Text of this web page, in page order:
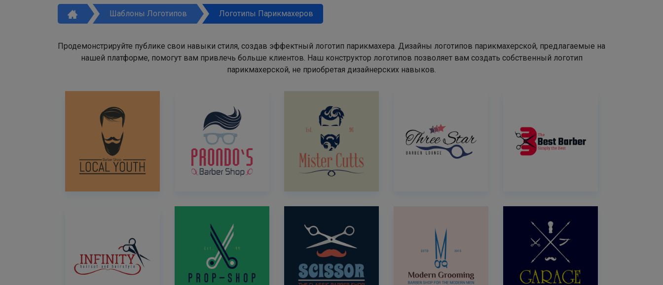
Шаблоны Логотипов Логотипы Парикмахеров
Продемонстрируйте публике свои навыки стиля, создав эффектный логотип парикмахера. Дизайны логотипов парикмахерской, предлагаемые на
нашей платформе, помогут вам привлечь больше клиентов. Наш конструктор логотипов позволяет вам создать собственный логотип
парикмахерской, не приобретая дизайнерских навыков.